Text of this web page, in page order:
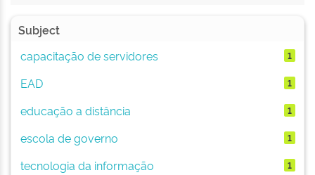
Subject
capacitação de servidores
1
EAD 1
educação a distância 1
escola de governo 1
tecnologia da informação 1